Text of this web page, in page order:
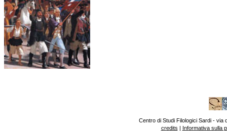
Centro di Studi Filologici Sardi - via
credits | Informativa sulla